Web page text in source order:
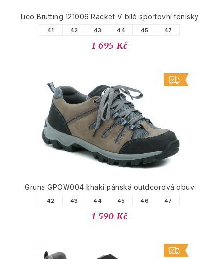
Lico Brütting 121006 Racket V bílé sportovní tenisky
41 42 43 44 45 47
1 695 Kč
Gruna GPOW004 khaki pánská outdoorová obuv
42 43 44 45 46 47
1 590 Kč